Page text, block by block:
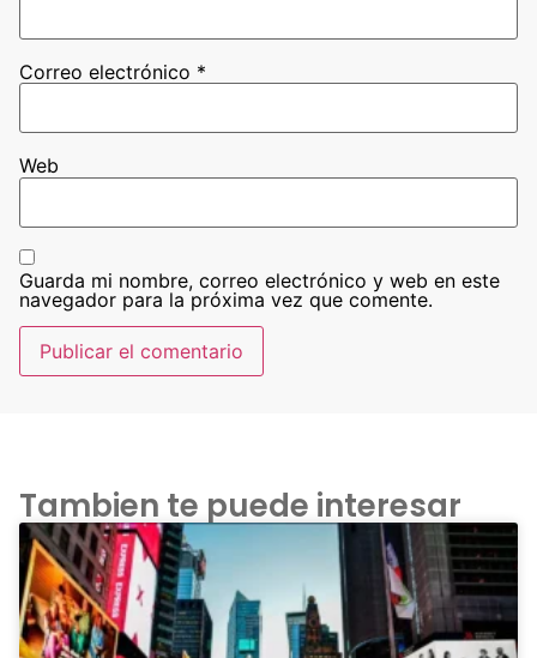
Correo electrónico *
Web
Guarda mi nombre, correo electrónico y web en este
navegador para la próxima vez que comente.
Tambien te puede interesar